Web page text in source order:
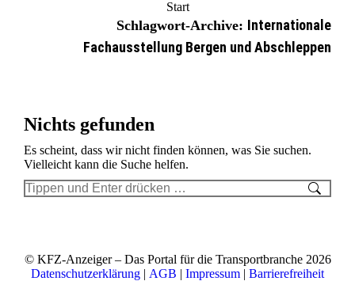
Sie befinden sich hier:
Start
Schlagwort-Archive: Internationale
Fachausstellung Bergen und Abschleppen
Nichts gefunden
Es scheint, dass wir nicht finden können, was Sie suchen.
Vielleicht kann die Suche helfen.
Search:
© KFZ-Anzeiger – Das Portal für die Transportbranche 2026
Datenschutzerklärung | AGB | Impressum | Barrierefreiheit